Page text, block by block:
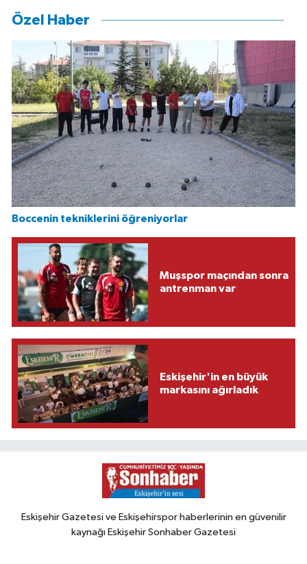
Özel Haber
Boccenin tekniklerini öğreniyorlar
Muşspor maçından sonra
antrenman var
Eskişehir'in en büyük
markasını ağırladık
Eskişehir Gazetesi ve Eskişehirspor haberlerinin en güvenilir
kaynağı Eskişehir Sonhaber Gazetesi